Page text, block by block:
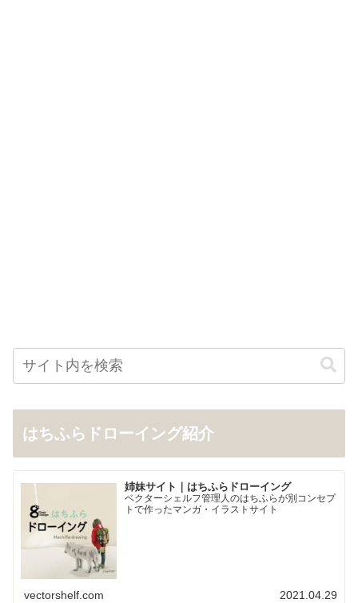
はちふらドローイング紹介
姉妹サイト｜はちふらドローイング
ベクターシェルフ管理人のはちふらが別コンセプ
トで作ったマンガ・イラストサイト
vectorshelf.com 2021.04.29